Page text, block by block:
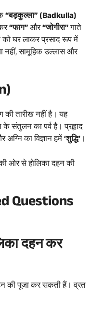
“बड़कुल्ला” (Badkulla)
“फाग”और“जोगीरा”गाते
को घर लाकर प्रसाद रूप में
नहीं, सामूहिक उल्लास और
तारीख नहीं है। यह
संतुलन का पर्व है। प्रह्लाद
अग्नि का विज्ञान हमें‘शुद्धि’ ।
ओर से होलिका दहन की
Questions
दहन कर
की पूजा कर सकती हैं। व्रत